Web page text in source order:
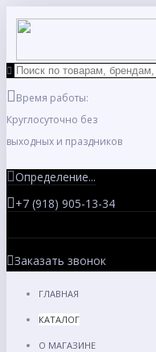
Время работы:
Круглосуточно без
выходных и праздников
Определение...
+7 (918) 905-13-34
Заказать звонок
ГЛАВНАЯ
КАТАЛОГ
О МАГАЗИНЕ